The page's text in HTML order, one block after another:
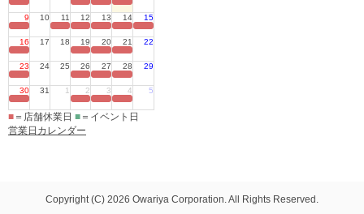
9 10 11 12 13 14 15
16 17 18 19 20 21 22
23 24 25 26 27 28 29
30 31 1 2 3 4 5
■ ＝店舗休業日 ■ ＝イベント日
営業日カレンダー
Copyright (C) 2026 Owariya Corporation. All Rights Reserved.